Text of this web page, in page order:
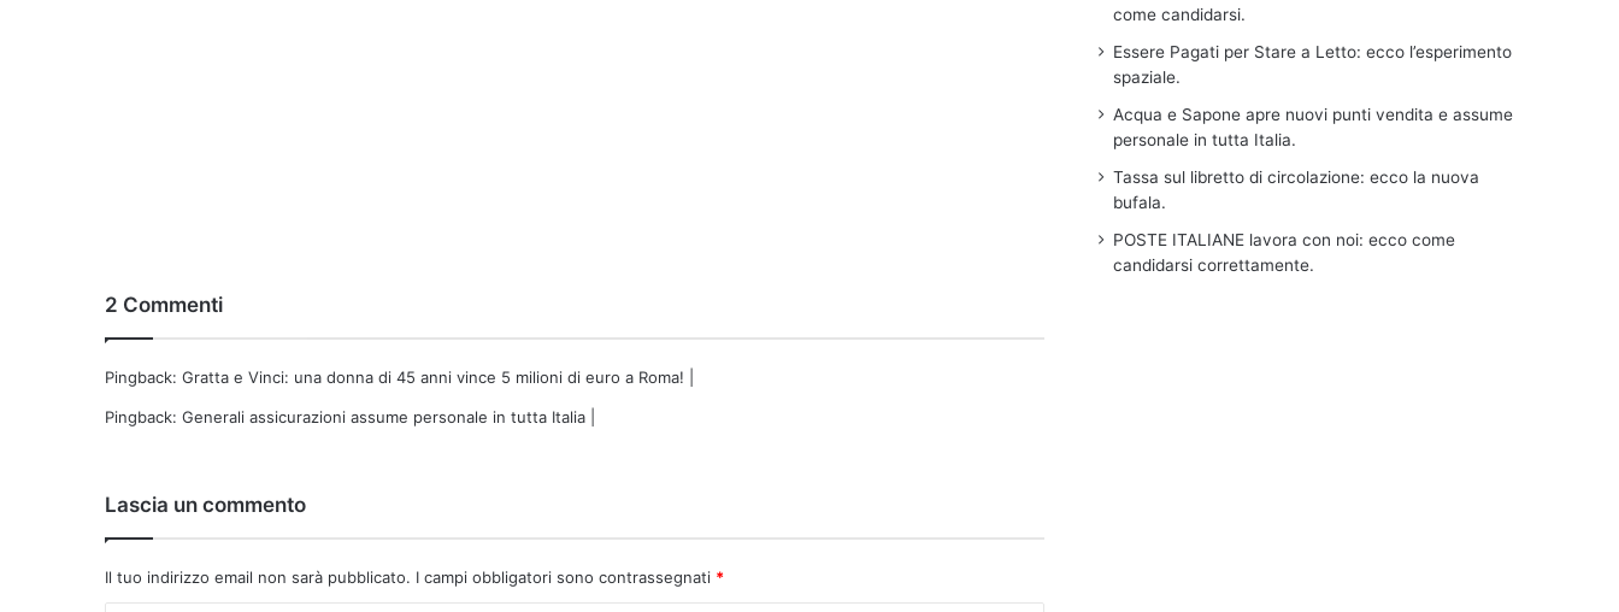
2 Commenti
Pingback: Gratta e Vinci: una donna di 45 anni vince 5 milioni di euro a Roma! |
Pingback: Generali assicurazioni assume personale in tutta Italia |
Lascia un commento
Il tuo indirizzo email non sarà pubblicato. I campi obbligatori sono contrassegnati *
come candidarsi.
Essere Pagati per Stare a Letto: ecco l’esperimento
spaziale.
Acqua e Sapone apre nuovi punti vendita e assume
personale in tutta Italia.
Tassa sul libretto di circolazione: ecco la nuova
bufala.
POSTE ITALIANE lavora con noi: ecco come
candidarsi correttamente.